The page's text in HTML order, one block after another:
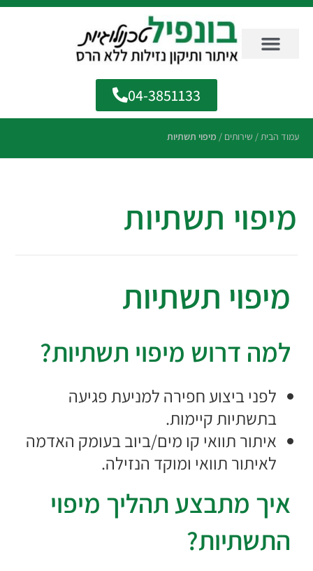
04-3851133
עמוד הבית/ שירותים / מיפוי תשתיות
מיפוי תשתיות
מיפוי תשתיות
למה דרוש מיפוי תשתיות?
לפני ביצוע חפירה למניעת פגיעה
בתשתיות קיימות.
איתור תוואי קו מים/ביוב בעומק האדמה
לאיתור תוואי ומוקד הנזילה.
איך מתבצע תהליך מיפוי
התשתיות?